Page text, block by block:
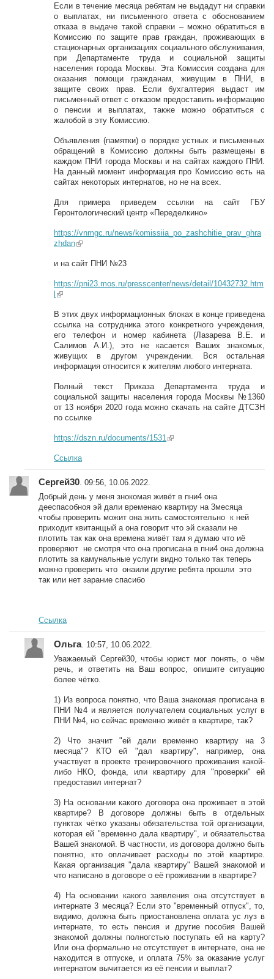
Если в течение месяца ребятам не выдадут ни справки
о выплатах, ни письменного ответа с обоснованием
отказа в выдаче такой справки – можно обратиться в
Комиссию по защите прав граждан, проживающих в
стационарных организациях социального обслуживания,
при Департаменте труда и социальной защиты
населения города Москвы. Эта Комиссия создана для
оказания помощи гражданам, живущим в ПНИ, в
защите своих прав. Если бухгалтерия выдаст им
письменный ответ с отказом предоставить информацию
о пенсии и выплатах, также можно обратиться с
жалобой в эту Комиссию.
Объявления (памятки) о порядке устных и письменных
обращений в Комиссию должны быть размещены в
каждом ПНИ города Москвы и на сайтах каждого ПНИ.
На данный момент информация про Комиссию есть на
сайтах некоторых интернатов, но не на всех.
Для примера приведем ссылки на сайт ГБУ
Геронтологический центр «Переделкино»
https://vnmgc.ru/news/komissiia_po_zashchitie_prav_ghra
zhdan(link is external)
и на сайт ПНИ №23
https://pni23.mos.ru/presscenter/news/detail/10432732.htm
l (link is external)
В этих двух информационных блоках в конце приведена
ссылка на сотрудника этого конкретного учреждения,
его телефон и номер кабинета (Лазарева В.Е. и
Салимов А.И.), это не касается Ваших знакомых,
живущих в другом учреждении. Вся остальная
информация относится к жителям любого интерната.
Полный текст Приказа Департамента труда и
социальной защиты населения города Москвы №1360
от 13 ноября 2020 года можно скачать на сайте ДТСЗН
по ссылке
https://dszn.ru/documents/1531 (link is external)
Ссылка
Сергей30 . 09:56, 10.06.2022.
Добрый день у меня знокомая живёт в пни4 она
дееспасобноя эй дали временаю квартиру на 3месяца
чтобы проверить можит она жить самостоятельно к ней
приходит квитанщый а она говорит что эй сказали не
плотить так как она времена живёт там я думаю что иё
проверяют не смотря что она прописана в пни4 она должна
плотить за камунальные услуги видно только так теперь
можно проверить что онаили другие ребята прошли это
так или нет зарание спасибо
Ссылка
Ольга. 10:57, 10.06.2022.
Уважаемый Сергей30, чтобы юрист мог понять, о чём
речь, и ответить на Ваш вопрос, опишите ситуацию
более чётко.
1) Из вопроса понятно, что Ваша знакомая прописана в
ПНИ №4 и является получателем социальных услуг в
ПНИ №4, но сейчас временно живёт в квартире, так?
2) Что значит "ей дали временно квартиру на 3
месяца"? КТО ей "дал квартиру", например, она
участвует в проекте тренировочного проживания какой-
либо НКО, фонда, или квартиру для "проверки" ей
предоставил интернат?
3) На основании какого договора она проживает в этой
квартире? В договоре должны быть в отдельных
пунктах чётко указаны обязательства той организации,
которая ей "временно дала квартиру", и обязательства
Вашей знакомой. В частности, из договора должно быть
понятно, кто оплачивает расходы по этой квартире.
Какая организация "дала квартиру" Вашей знакомой и
что написано в договоре о её проживании в квартире?
4) На основании какого заявления она отсутствует в
интернате 3 месяца? Если это "временный отпуск", то,
видимо, должна быть приостановлена оплата ус луз в
интернате, то есть пенсия и другие пособия Вашей
знакомой должны полногстью поступать ей на карту?
Или она формально не отсутствует в интернате, она не
находится в отпуске, и оплата 75% за оказание услуг
интернатом вычитается из её пенсии и выплат?